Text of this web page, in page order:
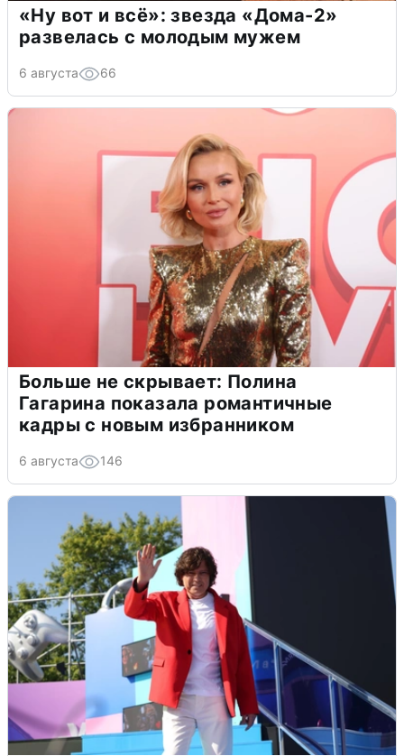
«Ну вот и всё»: звезда «Дома-2»
развелась с молодым мужем
6 августа 66
Больше не скрывает: Полина
Гагарина показала романтичные
кадры с новым избранником
6 августа 146